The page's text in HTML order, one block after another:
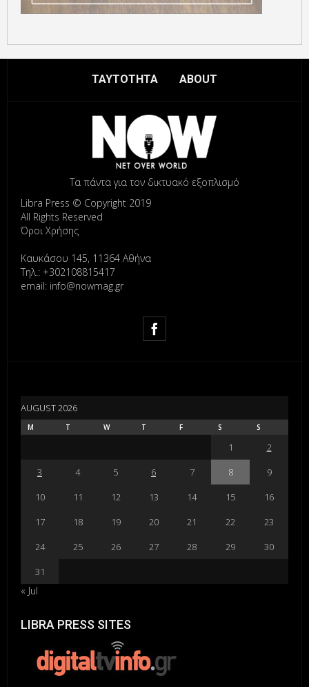
ΤΑΥΤΟΤΗΤΑ ABOUT
Τα πάντα για τον δικτυακό εξοπλισμό
Libra Press © Copyright 2019
All Rights Reserved
Όροι Χρήσης
Καυκάσου 145, 11364 Αθήνα
Τηλ.: +302108815417
email: info@nowmag.gr
AUGUST 2026
M T W T F S S
1
2
3
4 5 6 7 8
9
10
11 12 13 14 15
16
17
18 19 20 21 22
23
24
25 26 27 28 29
30
31
« Jul
LIBRA PRESS SITES